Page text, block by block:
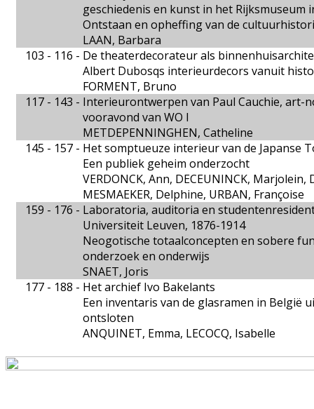
geschiedenis en kunst in het Rijksmuseum
Ontstaan en opheffing van de
LAAN, Barbara
103 - 116 - De theaterdecorateur als
Albert Dubosqs interieurdecors vanuit
FORMENT, Bruno
117 - 143 - Interieurontwerpen van Paul Cauchie, art-
vooravond van WO I
METDEPENNINGHEN, Catheline
145 - 157 - Het somptueuze interieur van de Japanse
Een publiek geheim onderzocht
VERDONCK, Ann, DECEUNINCK, Marjolein,
MESMAEKER, Delphine, URBAN, Françoise
159 - 176 - Laboratoria, auditoria en
Universiteit Leuven, 1876-1914
Neogotische totaalconcepten en sobere
onderzoek en onderwijs
SNAET, Joris
177 - 188 - Het archief Ivo Bakelants
Een inventaris van de glasramen in België
ontsloten
ANQUINET, Emma, LECOCQ, Isabelle